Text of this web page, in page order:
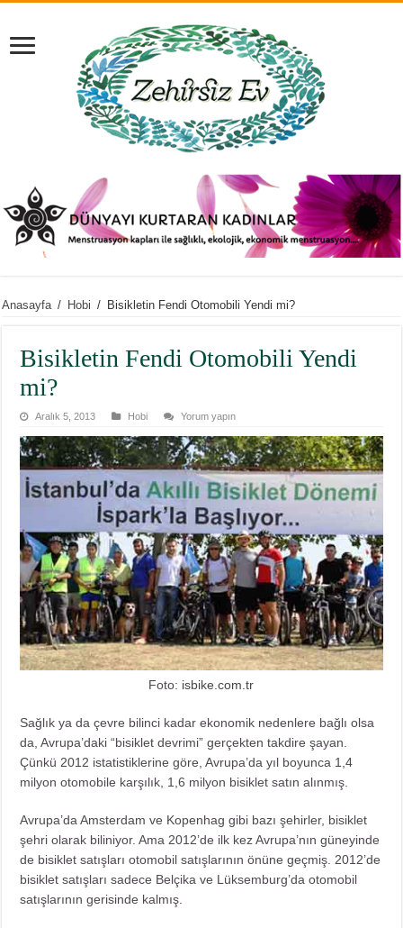
Anasayfa / Hobi / Bisikletin Fendi Otomobili Yendi mi?
Bisikletin Fendi Otomobili Yendi
mi?
Aralık 5, 2013 Hobi Yorum yapın
Foto: isbike.com.tr
Sağlık ya da çevre bilinci kadar ekonomik nedenlere bağlı olsa
da, Avrupa’daki “bisiklet devrimi” gerçekten takdire şayan.
Çünkü 2012 istatistiklerine göre, Avrupa’da yıl boyunca 1,4
milyon otomobile karşılık, 1,6 milyon bisiklet satın alınmış.
Avrupa’da Amsterdam ve Kopenhag gibi bazı şehirler, bisiklet
şehri olarak biliniyor. Ama 2012’de ilk kez Avrupa’nın güneyinde
de bisiklet satışları otomobil satışlarının önüne geçmiş. 2012’de
bisiklet satışları sadece Belçika ve Lüksemburg’da otomobil
satışlarının gerisinde kalmış.